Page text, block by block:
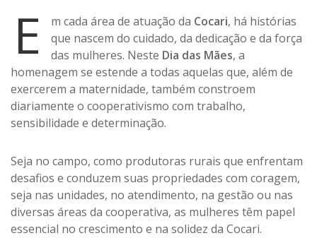
E m cada área de atuação da Cocari, há histórias
que nascem do cuidado, da dedicação e da força
das mulheres. Neste Dia das Mães, a
homenagem se estende a todas aquelas que, além de
exercerem a maternidade, também constroem
diariamente o cooperativismo com trabalho,
sensibilidade e determinação.
Seja no campo, como produtoras rurais que enfrentam
desafios e conduzem suas propriedades com coragem,
seja nas unidades, no atendimento, na gestão ou nas
diversas áreas da cooperativa, as mulheres têm papel
essencial no crescimento e na solidez da Cocari.